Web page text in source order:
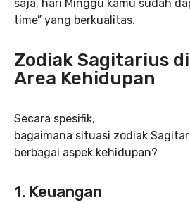
saja, hari Minggu kamu sudah
time” yang berkualitas.
Zodiak Sagitarius
Area Kehidupan
Secara spesifik,
bagaimana situasi zodiak
berbagai aspek kehidupan?
1. Keuangan